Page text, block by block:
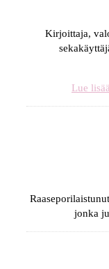
Kirjoittaja,
Lue
jonka